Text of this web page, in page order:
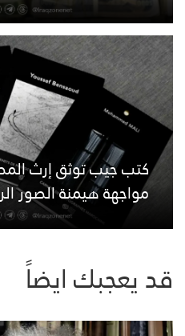
كتب جيب توثق إرث
مواجهة هيمنة الصور
قد يعجبك ايضاً